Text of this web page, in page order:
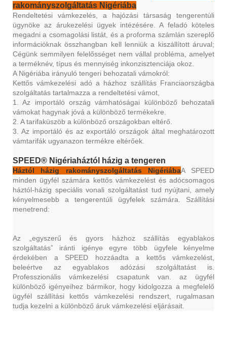
rakományszolgáltatás Nigériába
Rendeltetési vámkezelés, a hajózási társaság tengerentúli
ügynöke az árukezelési ügyek intézésére. A feladó köteles
megadni a csomagolási listát, és a proforma számlán szereplő
információknak összhangban kell lenniük a kiszállított áruval;
Cégünk semmilyen felelősséget nem vállal probléma, amelyet
a terméknév, típus és mennyiség inkonzisztenciája okoz.
A Nigériába irányuló tengeri behozatali vámokról:
Kettős vámkezelési adó a házhoz szállítás Franciaországba
szolgáltatás tartalmazza a rendeltetési vámot,
1. Az importáló ország vámhatóságai különböző behozatali
vámokat hagynak jóvá a különböző termékekre.
2. A tarifaküszöb a különböző országokban eltérő.
3. Az importáló és az exportáló országok által meghatározott
vámtarifák ugyanazon termékre eltérőek.
SPEED® Nigériaháztól házig a tengeren
Háztól házig rakományszolgáltatás NigériábaA SPEED
minden ügyfél számára kettős vámkezelést és adócsomagos
háztól-házig speciális vonali szolgáltatást tud nyújtani, amely
kényelmesebb a tengerentúli ügyfelek számára. Szállítási
menetrend:
Az „egyszerű és gyors házhoz szállítás egyablakos
szolgáltatás” iránti igénye egyre több ügyfele kényelme
érdekében a SPEED hozzáadta a kettős vámkezelést,
beleértve az egyablakos adózási szolgáltatást is.
Professzionális vámkezelési csapatunk van. az ügyfél
különböző igényeihez bármikor, hogy kidolgozza a megfelelő
ügyfél szállítási kettős vámkezelési rendszert, rugalmasan
tudja kezelni a különböző áruk vámkezelési eljárásait.